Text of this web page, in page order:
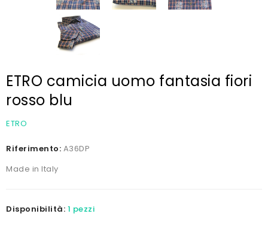
ETRO camicia uomo fantasia fiori
rosso blu
ETRO
Riferimento: A36DP
Made in Italy
Disponibilità: 1 pezzi